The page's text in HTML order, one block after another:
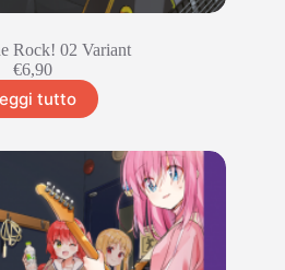
Rock! 02 Variant
€6,90
tutto